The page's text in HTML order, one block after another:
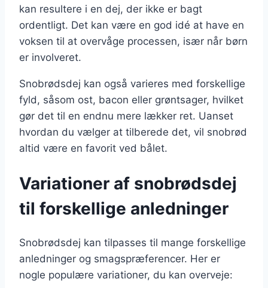
kan resultere i en dej, der ikke er bagt
ordentligt. Det kan være en god idé at have en
voksen til at overvåge processen, især når børn
er involveret.
Snobrødsdej kan også varieres med forskellige
fyld, såsom ost, bacon eller grøntsager, hvilket
gør det til en endnu mere lækker ret. Uanset
hvordan du vælger at tilberede det, vil snobrød
altid være en favorit ved bålet.
Variationer af snobrødsdej
til forskellige anledninger
Snobrødsdej kan tilpasses til mange forskellige
anledninger og smagspræferencer. Her er
nogle populære variationer, du kan overveje: